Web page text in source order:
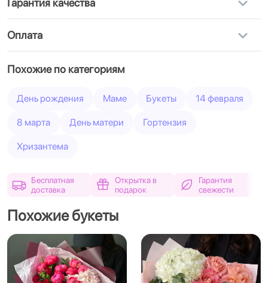
Гарантия качества
Оплата
Похожие по категориям
День рождения Маме Букеты 14 февраля
8 марта День матери Гортензия
Хризантема
Бесплатная
доставка
Открытка в
подарок
Гарантия
свежести
Похожие букеты